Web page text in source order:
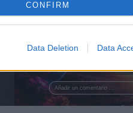
CONFIRM
Data Deletion Data
Añadir un comentario ...
🪐🚀 Canciones
🌌🚀 Viaje
psicodelia, space rock y
al firmamento y siente la
esta colección para tu
✨⭐